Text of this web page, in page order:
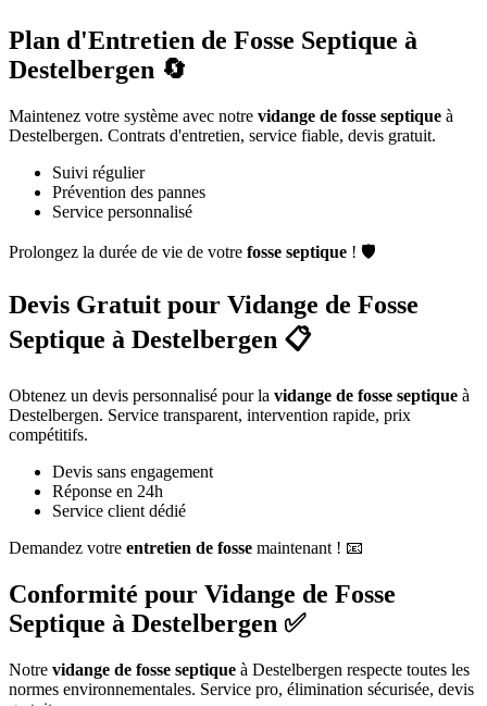
Plan d'Entretien de Fosse Septique à
Destelbergen 🔄
Maintenez votre système avec notre vidange de fosse septique à
Destelbergen. Contrats d'entretien, service fiable, devis gratuit.
Suivi régulier
Prévention des pannes
Service personnalisé
Prolongez la durée de vie de votre fosse septique ! 🛡️
Devis Gratuit pour Vidange de Fosse
Septique à Destelbergen 📋
Obtenez un devis personnalisé pour la vidange de fosse septique à
Destelbergen. Service transparent, intervention rapide, prix
compétitifs.
Devis sans engagement
Réponse en 24h
Service client dédié
Demandez votre entretien de fosse maintenant ! 📧
Conformité pour Vidange de Fosse
Septique à Destelbergen ✅
Notre vidange de fosse septique à Destelbergen respecte toutes les
normes environnementales. Service pro, élimination sécurisée, devis